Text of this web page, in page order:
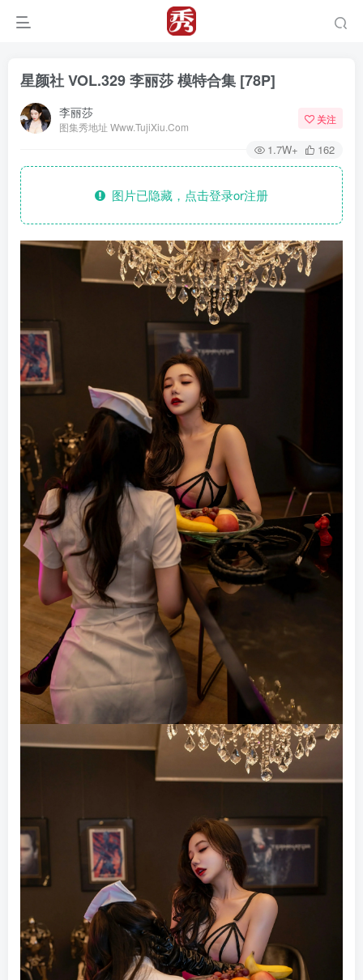
星颜社 VOL.329 李丽莎 模特合集 [78P]
李丽莎
图集秀地址 Www.TujiXiu.Com
关注
1.7W+ 162
图片已隐藏，点击登录or注册